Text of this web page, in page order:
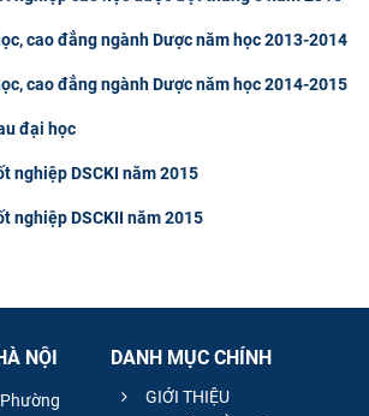
cao đẳng ngành Dược năm học 2013-2014
cao đẳng ngành Dược năm học 2014-2015
đại học
nghiệp DSCKI năm 2015
nghiệp DSCKII năm 2015
NỘI DANH MỤC CHÍNH
GIỚI THIỆU